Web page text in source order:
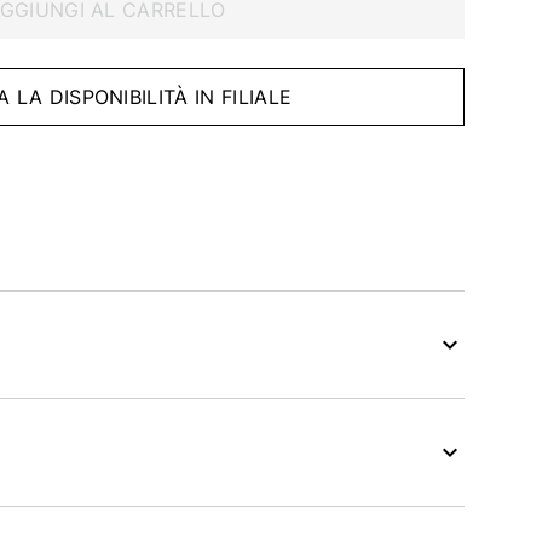
AL CARRELLO
LA DISPONIBILITÀ IN FILIALE